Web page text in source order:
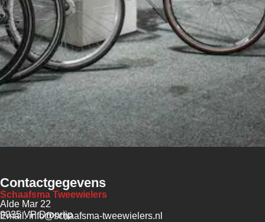
Contactgegevens
Schaafsma Tweewielers
Alde Mar 22
9035 VP Dronrijp
Email: info@schaafsma-tweewielers.nl